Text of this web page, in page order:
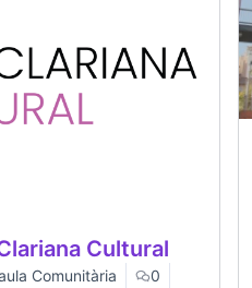
Cultural
Comunitària
0